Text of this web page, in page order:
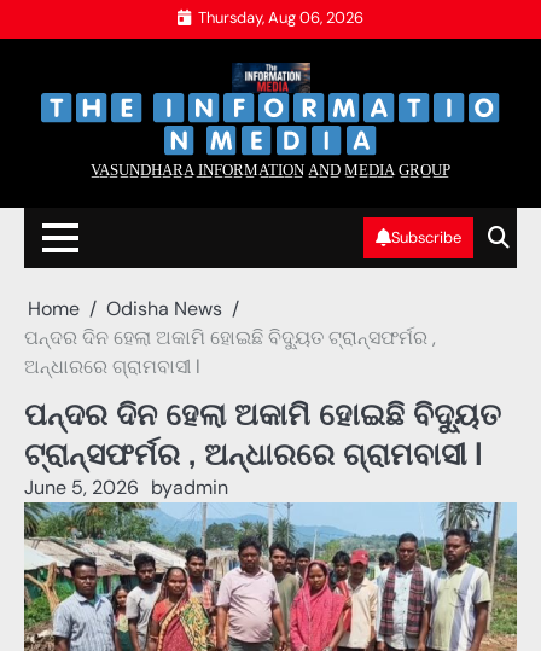
to
Thursday, Aug 06, 2026
V̲A̲S̲U̲N̲D̲H̲A̲R̲A̲ I̲N̲F̲O̲R̲M̲A̲T̲I̲O̲N̲ A̲N̲D̲ M̲E̲D̲I̲A̲ G̲R̲O̲U̲P̲
Subscribe
Home
Odisha News
ପନ୍ଦର ଦିନ ହେଲା ଅକାମି ହୋଇଛି ବିଦ୍ୟୁତ ଟ୍ରାନ୍ସଫର୍ମର ,
ଅନ୍ଧାରରେ ଗ୍ରାମବାସୀ l
ପନ୍ଦର ଦିନ ହେଲା ଅକାମି ହୋଇଛି ବିଦ୍ୟୁତ
ଟ୍ରାନ୍ସଫର୍ମର , ଅନ୍ଧାରରେ ଗ୍ରାମବାସୀ l
June 5, 2026 byadmin